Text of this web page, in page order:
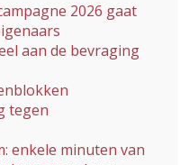
2026 gaat
aan de bevraging
tegen
enkele minuten van